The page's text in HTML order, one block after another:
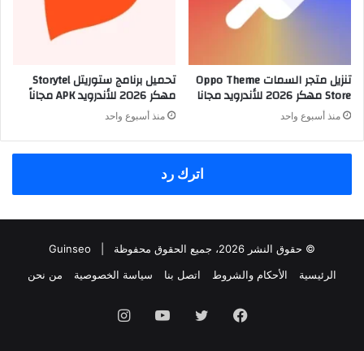
تنزيل متجر السمات Oppo Theme
Store مهكر 2026 للأندرويد مجانا
منذ أسبوع واحد
تحميل برنامج ستوريتل Storytel
مهكر 2026 للأندرويد APK مجاناً
منذ أسبوع واحد
اترك رد
© حقوق النشر 2026، جميع الحقوق محفوظة |
Guinseo
الرئيسية
الأحكام والشروط اتصل بنا سياسة الخصوصية من نحن
فيسبوك تويتر يوتيوبانستقرام